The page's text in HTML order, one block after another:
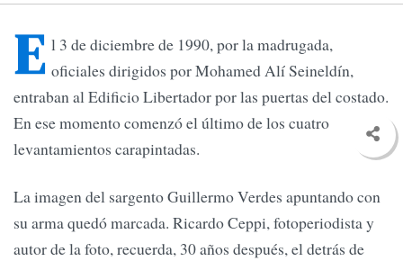
E l 3 de diciembre de 1990, por la madrugada,
oficiales dirigidos por Mohamed Alí Seineldín,
entraban al Edificio Libertador por las puertas del costado.
En ese momento comenzó el último de los cuatro
levantamientos carapintadas.
La imagen del sargento Guillermo Verdes apuntando con
su arma quedó marcada. Ricardo Ceppi, fotoperiodista y
autor de la foto, recuerda, 30 años después, el detrás de